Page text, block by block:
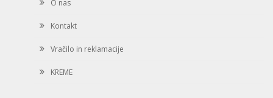
O nas
Kontakt
Vračilo in reklamacije
KREME